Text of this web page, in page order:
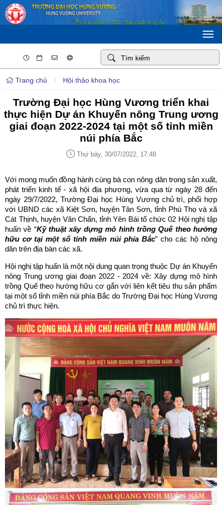
Trang chủ / Hội thảo khoa học
Trường Đại học Hùng Vương triển khai
thực hiện Dự án Khuyến nông Trung ương
giai đoạn 2022-2024 tại một số tỉnh miền
núi phía Bắc
Thứ bảy, 30/07/2022, 17:48
Với mong muốn đồng hành cùng bà con nông dân trong sản xuất,
phát triển kinh tế - xã hội địa phương, vừa qua từ ngày 28 đến
ngày 29/7/2022, Trường Đại học Hùng Vương chủ trì, phối hợp
với UBND các xã Kiệt Sơn, huyện Tân Sơn, tỉnh Phú Thọ và xã
Cát Thịnh, huyện Văn Chấn, tỉnh Yên Bái tổ chức 02 Hội nghị tập
huấn về “Kỹ thuật xây dựng mô hình trồng Quế theo hướng
hữu cơ tại một số tỉnh miền núi phía Bắc” cho các hộ nông
dân trên địa bàn các xã.
Hội nghị tập huấn là một nội dung quan trọng thuộc Dự án Khuyến
nông Trung ương giai đoạn 2022 - 2024 về: Xây dựng mô hình
trồng Quế theo hướng hữu cơ gắn với liên kết tiêu thụ sản phẩm
tại một số tỉnh miền núi phía Bắc do Trường Đại học Hùng Vương
chủ trì thực hiện.